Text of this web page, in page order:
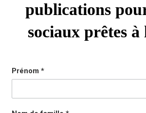
publications
sociaux prêtes à